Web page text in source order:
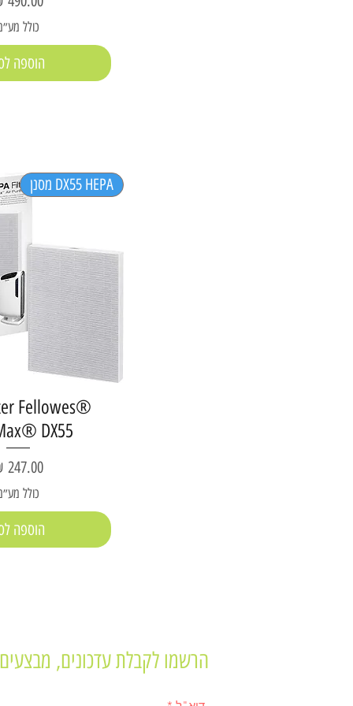
כולל
הוספה
DX55 HEPA מסנן
Fellowes®
DX55
מחיר‏247.00 ‏₪
כולל
הוספה
הרשמו לקבלת עדכונים,